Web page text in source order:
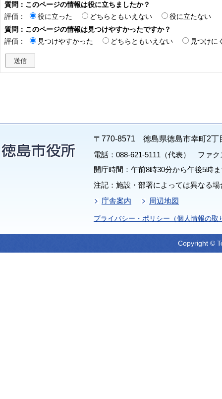
質問：このページの情報は役に立ちましたか？
評価：
役に立った どちらともいえない
役に立たない
質問：このページの情報は見つけやすかったですか？
評価：
見つけやすかった どちらともいえない 見つけに
〒770-8571 徳島県徳島市幸町2丁
電話：088-621-5111（代表） ファク
開庁時間：午前8時30分から午後5時
注記：施設・部署によっては異なる
庁舎案内
周辺地図
プライバシー・ポリシー（個人情報の取
Copyright ©